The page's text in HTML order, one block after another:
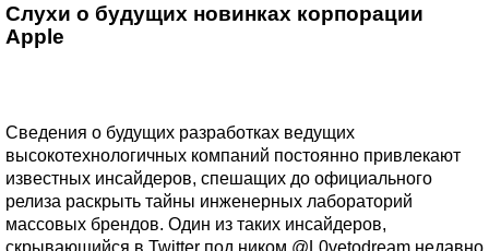
Слухи о будущих новинках корпорации
Apple
Сведения о будущих разработках ведущих
высокотехнологичных компаний постоянно привлекают
известных инсайдеров, спешащих до официального
релиза раскрыть тайны инженерных лабораторий
массовых брендов. Один из таких инсайдеров,
скрывающийся в Twitter под ником @L0vetodream недавно